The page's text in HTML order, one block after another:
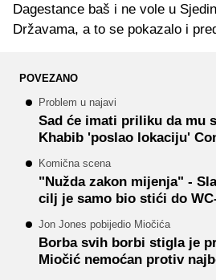
Dagestance baš i ne vole u
Državama, a to se pokazalo i
POVEZANO
Problem u najavi
Sad će imati priliku da mu
Khabib 'poslao lokaciju'
Komična scena
"Nužda zakon mijenja" -
cilj je samo bio stići do
Jon Jones pobijedio Miočića
Borba svih borbi stigla je
Miočić nemoćan protiv